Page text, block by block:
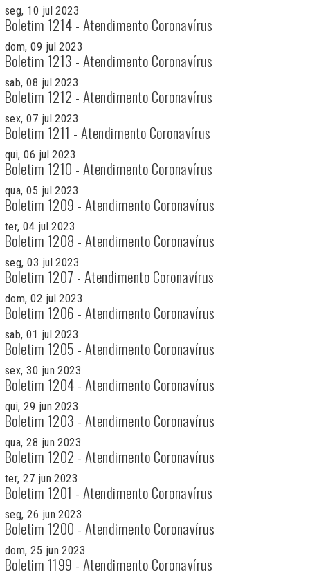
seg, 10 jul 2023
Boletim 1214 - Atendimento Coronavírus
dom, 09 jul 2023
Boletim 1213 - Atendimento Coronavírus
sab, 08 jul 2023
Boletim 1212 - Atendimento Coronavírus
sex, 07 jul 2023
Boletim 1211 - Atendimento Coronavírus
qui, 06 jul 2023
Boletim 1210 - Atendimento Coronavírus
qua, 05 jul 2023
Boletim 1209 - Atendimento Coronavírus
ter, 04 jul 2023
Boletim 1208 - Atendimento Coronavírus
seg, 03 jul 2023
Boletim 1207 - Atendimento Coronavírus
dom, 02 jul 2023
Boletim 1206 - Atendimento Coronavírus
sab, 01 jul 2023
Boletim 1205 - Atendimento Coronavírus
sex, 30 jun 2023
Boletim 1204 - Atendimento Coronavírus
qui, 29 jun 2023
Boletim 1203 - Atendimento Coronavírus
qua, 28 jun 2023
Boletim 1202 - Atendimento Coronavírus
ter, 27 jun 2023
Boletim 1201 - Atendimento Coronavírus
seg, 26 jun 2023
Boletim 1200 - Atendimento Coronavírus
dom, 25 jun 2023
Boletim 1199 - Atendimento Coronavírus